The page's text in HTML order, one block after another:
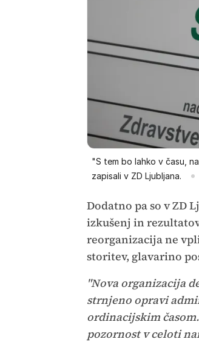
"S tem bo lahko v času,
zapisali v ZD Ljubljana.
Dodatno pa so v ZD
izkušenj in
reorganizacija ne
storitev, glavarino
"Nova organizacija
strnjeno opravi
ordinacijskim
pozornost v celoti